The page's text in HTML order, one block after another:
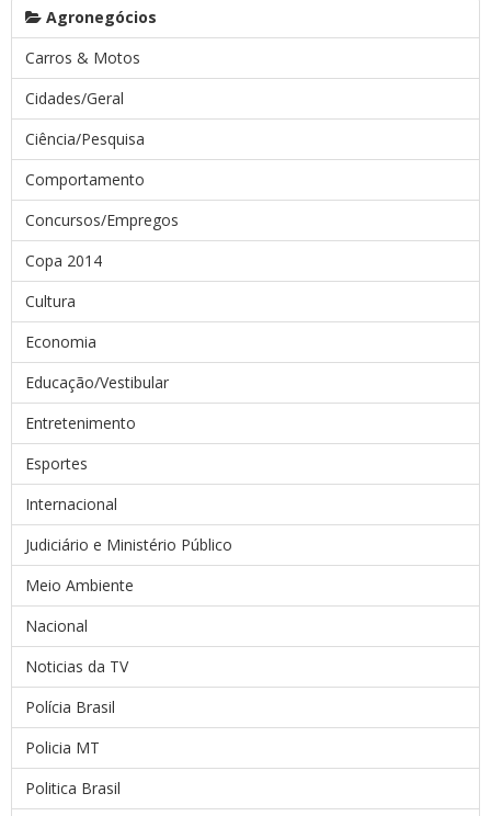
Agronegócios
Carros & Motos
Cidades/Geral
Ciência/Pesquisa
Comportamento
Concursos/Empregos
Copa 2014
Cultura
Economia
Educação/Vestibular
Entretenimento
Esportes
Internacional
Judiciário e Ministério Público
Meio Ambiente
Nacional
Noticias da TV
Polícia Brasil
Policia MT
Politica Brasil